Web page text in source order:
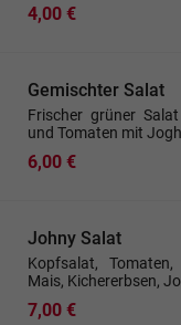
4,00 €
Gemischter Salat
Frischer grüner
und Tomaten mit
6,00 €
Johny Salat
Kopfsalat,
Mais, Kichererbsen,
7,00 €